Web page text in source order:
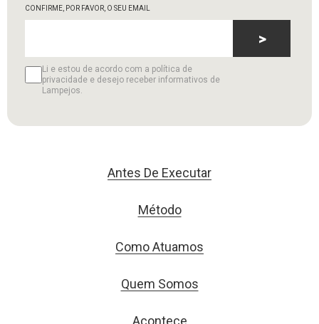
CONFIRME, POR FAVOR, O SEU EMAIL
Li e estou de acordo com a política de
privacidade e desejo receber informativos de
Lampejos.
>
Antes De Executar
Método
Como Atuamos
Quem Somos